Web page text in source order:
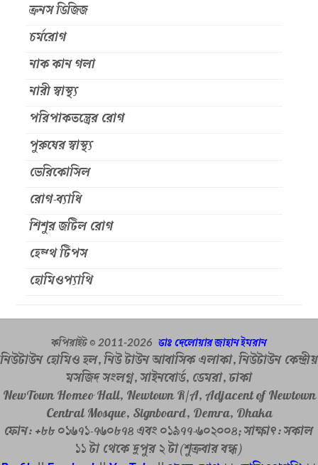
ক্রনস ডিজিজ
চর্মরোগ
নাক কান গলা
নারী স্বাস্থ্য
পরিপাকতন্ত্রের রোগ
পুরুষের স্বাস্থ্য
ভেরিকোসিল
রোগ-ব্যাধি
শিশুর জটিল রোগ
হেল্থ টিপস
হোমিওপ্যাথি
কপিরাইট © 2011-2026 ডাঃ দেলোয়ার জাহান ইমরান
নিউটাউন হোমিও হল, নিউ টাউন আবাসিক এলাকা, নিউটাউন কেন্দ্রীয়
মসজিদ সংলগ্ন, সাইনবোর্ড, ডেমরা, ঢাকা
NewTown Homeo Hall, Newtown R/A, Adjacent of Newtown
Central Mosque, Signboard, Demra, Dhaka
ফোন: +৮৮ ০১৬৭১-৭৬০৮৭৪ এবং ০১৯৭৭-৬০২০০৪; সাক্ষাৎ: সকাল
১১ টা থেকে দুপুর ২ টা(শুক্রবার বন্ধ)